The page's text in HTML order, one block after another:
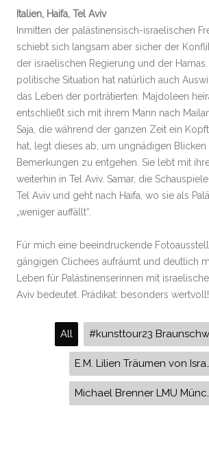
Italien, Haifa, Tel Aviv
Inmitten der palästinensisch-israelischen
schiebt sich langsam aber sicher der
der israelischen Regierung und der
politische Situation hat natürlich auch
das Leben der porträtierten: Majdoleen
entschließt sich mit ihrem Mann nach
Saja, die während der ganzen Zeit ein
hat, legt dieses ab, um ungnädigen Blicken
Bemerkungen zu entgehen. Sie lebt mit
weiterhin in Tel Aviv. Samar, die
Tel Aviv und geht nach Haifa, wo sie als
„weniger auffällt“.
Für mich eine beeindruckende
gängigen Clichees aufräumt und deutlich
Leben für Palästinenserinnen mit
Aviv bedeutet. Prädikat: besonders wertvoll!
All